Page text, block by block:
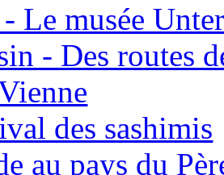
Le musée
- Des routes
des sashimis
au pays du